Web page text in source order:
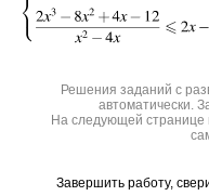
Решения заданий с
автоматически.
На следующей странице
Завершить работу,